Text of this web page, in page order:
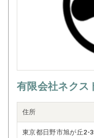
有限会社ネクス
住所
東京都日野市旭が丘2-